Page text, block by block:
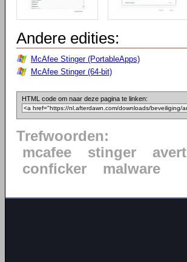
Andere edities:
McAfee Stinger (PortableApps)
McAfee Stinger (64-bit)
HTML code om naar deze pagina te linken:
Trefwoorden:
mcafee
stinger avert
conficker
malware